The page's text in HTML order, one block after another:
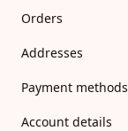
Orders
Addresses
Payment methods
Account details